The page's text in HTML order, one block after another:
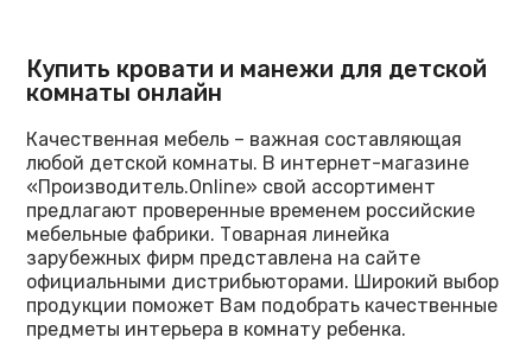
Купить кровати и манежи для детской
комнаты онлайн
Качественная мебель – важная составляющая
любой детской комнаты. В интернет-магазине
«Производитель.Online» свой ассортимент
предлагают проверенные временем российские
мебельные фабрики. Товарная линейка
зарубежных фирм представлена на сайте
официальными дистрибьюторами. Широкий выбор
продукции поможет Вам подобрать качественные
предметы интерьера в комнату ребенка.